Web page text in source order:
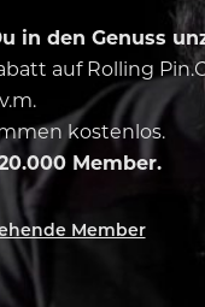
in den Genuss
auf Rolling
kostenlos.
Member.
Member